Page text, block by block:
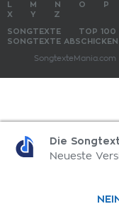
M N O P
X
Y Z
SONGTEXTE TOP 100
SONGTEXTE ABSCHICKEN
Die
Neueste